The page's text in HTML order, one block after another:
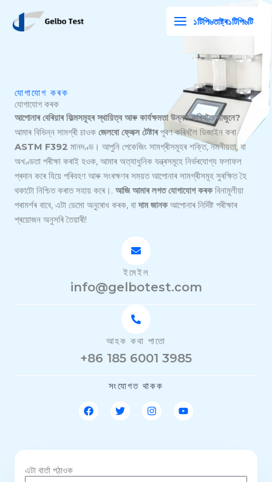
যাওক
১টিপি৬তাষ্ট্ৰ১টিপি৬টি
যোগাযোগ কৰক
যোগাযোগ কৰক
আপোনাৰ বেৰিয়াৰ ফিল্মসমূহৰ স্থায়িত্ব আৰু কাৰ্যক্ষমতা উন্নত কৰিবলৈ সাজুনে?
আমাৰ বিভিন্ন সামগ্ৰী চাওক জেলবো ফ্লেক্স টেষ্টাৰপূৰণ কৰিবলৈ ডিজাইন কৰা
ASTM F392 মানদণ্ড। আপুনি পেকেজিং সামগ্ৰীসমূহৰ শক্তি, নমনীয়তা, বা
অখণ্ডতা পৰীক্ষা কৰাই হওক, আমাৰ অত্যাধুনিক যন্ত্ৰসমূহে নিৰ্ভৰযোগ্য ফলাফল
প্ৰদান কৰে যিয়ে পৰিবহণ আৰু সংৰক্ষণৰ সময়ত আপোনাৰ সামগ্ৰীসমূহ সুৰক্ষিত হৈ
থকাটো নিশ্চিত কৰাত সহায় কৰে।. আজি আমাৰ লগত যোগাযোগ কৰক বিনামূলীয়া
পৰামৰ্শৰ বাবে, এটা ডেমো অনুৰোধ কৰক, বাদাম জানক আপোনাৰ নিৰ্দিষ্ট পৰীক্ষাৰ
প্ৰয়োজন অনুসৰি তৈয়াৰী!
ইমেইল
info@gelbotest.com
আহক কথা পাতো
+86 185 6001 3985
সংযোগত থাকক
ফে
চ
বু
টু
ই
টা
ই
ন
ষ্টা
ই
উ
টি
এটা বাৰ্তা পঠাওক